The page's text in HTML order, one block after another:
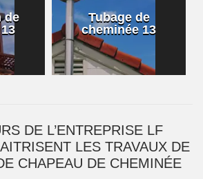
de
Tubage de
cheminée 13
DE L’ENTREPRISE LF
LES TRAVAUX DE
CHAPEAU DE CHEMINÉE